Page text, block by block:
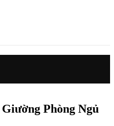
Phòng Ngủ